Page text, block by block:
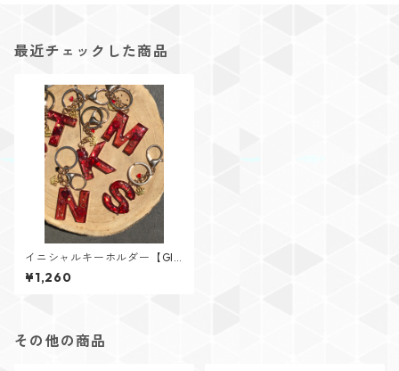
最近チェックした商品
イニシャルキーホルダー【Glit
ter Heartシリーズ】
¥1,260
その他の商品